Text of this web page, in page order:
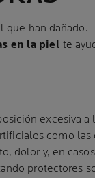
que han dañado.
en la piel te
excesiva a
como las
dolor y, en
protectores